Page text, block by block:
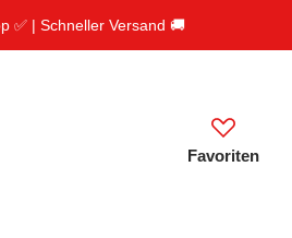
✅ | Schneller Versand 🚚
Favoriten